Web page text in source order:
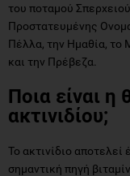
του ποταμού
Προστατευμένης
Πέλλα, την Ημαθία, το
και την Πρέβεζα.
Ποια είναι η
ακτινιδίου;
Το ακτινίδιο αποτελεί
σημαντική πηγή